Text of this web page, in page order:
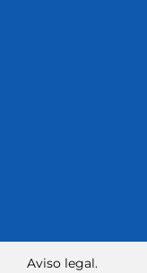
Aviso legal.